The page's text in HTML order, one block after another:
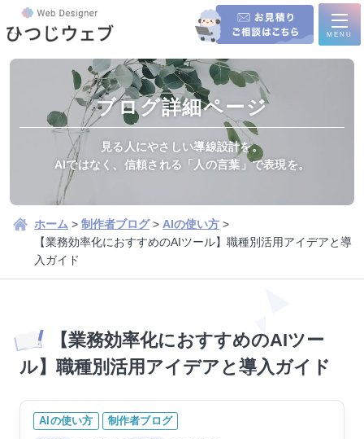
MENU
ホーム
サービス内容
新規制作/リニューアル
集客運用プラン
会社様の..
イベント企画・設営会社様の
淡路島の魅力を発信する情報
琵琶湖イベントの公式ホーム
ページを..
制作の流れ
制作者について
ブログ
ブログ詳細ページ
見る人にやさしい導線設計を。
AIではなく、信頼される「人の言葉」で表現を。
ホーム > 制作者ブログ> AIの使い方 >
【業務効率化におすすめのAIツール】職種別活用アイデアと導
入ガイド
【業務効率化におすすめのAIツー
ル】職種別活用アイデアと導入ガイド
AIの使い方 制作者ブログ